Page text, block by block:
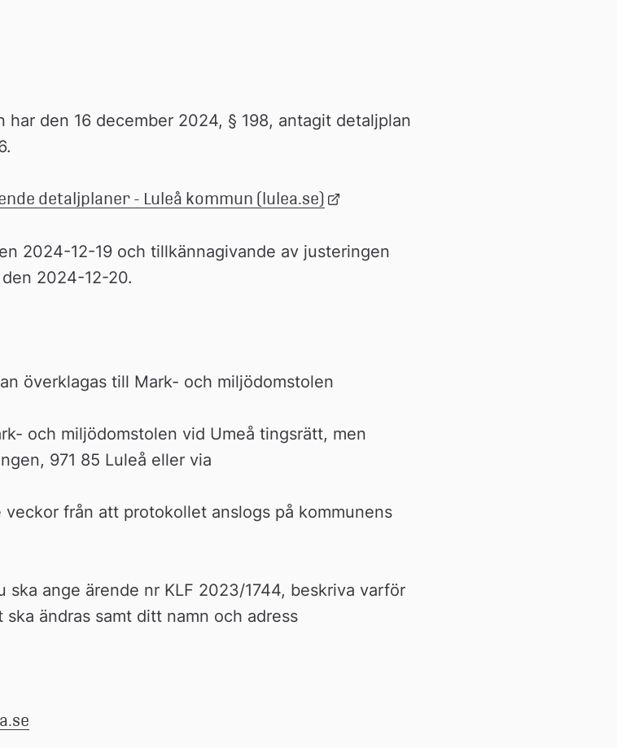
har den 16 december 2024, § 198, antagit detaljplan
detaljplaner - Luleå kommun (lulea.se) Länk
extern
2024-12-19 och tillkännagivande av justeringen
2024-12-20.
överklagas till Mark- och miljödomstolen
och miljödomstolen vid Umeå tingsrätt, men
971 85 Luleå eller via
från att protokollet anslogs på kommunens
ska ange ärende nr KLF 2023/1744, beskriva varför
ändras samt ditt namn och adress